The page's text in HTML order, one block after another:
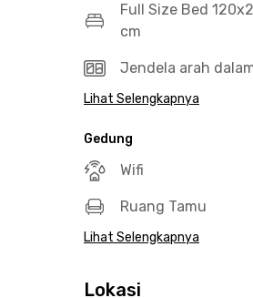
Full Size Bed
cm
Jendela arah
Lihat Selengkapnya
Gedung
Wifi
Ruang Tamu
Lihat Selengkapnya
Lokasi